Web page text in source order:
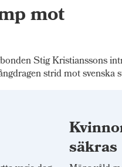
mot
Stig Kristianssons
strid mot svenska
säkras